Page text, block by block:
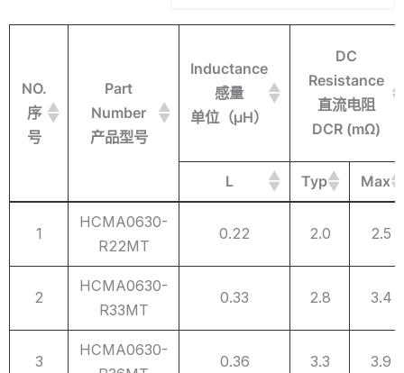
NO.
序
号
Part
Number
产品型号
Inductance
感量
单位（μH）
DC
Resistance
直流电阻
DCR (mΩ)
L Typ
Max
序
号
Part
Number
产品型号
感量
单位（μH）
Resistance
直流电阻
1
HCMA0630-
R22MT
0.22 2.0 2.5
2
HCMA0630-
R33MT
0.33 2.8 3.4
3
HCMA0630-
0.36 3.3 3.9